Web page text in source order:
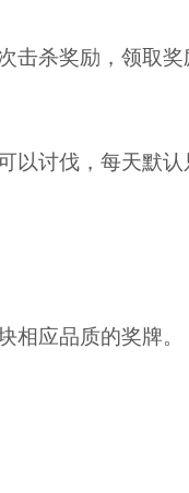
击杀奖励，领取
以讨伐，每天默
相应品质的奖牌。